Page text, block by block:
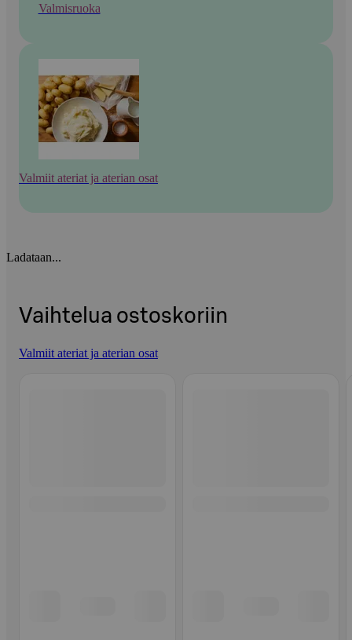
Valmisruoka
Valmiit ateriat ja aterian osat
Ladataan...
Vaihtelua ostoskoriin
Valmiit ateriat ja aterian osat